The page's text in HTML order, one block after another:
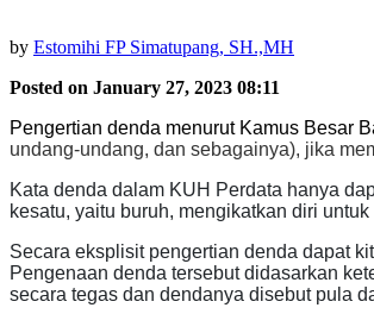
by Estomihi FP Simatupang, SH.,MH
Posted on January 27, 2023 08:11
Pengertian denda menurut Kamus Besar
undang-undang, dan sebagainya), jika
Kata denda dalam KUH Perdata hanya
kesatu, yaitu buruh, mengikatkan diri
Secara eksplisit pengertian denda dapat
Pengenaan denda tersebut didasarkan
secara tegas dan dendanya disebut pula